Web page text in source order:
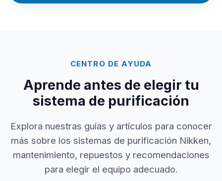
CENTRO DE AYUDA
Aprende antes de elegir tu
sistema de purificación
Explora nuestras guías y artículos para conocer
más sobre los sistemas de purificación Nikken,
mantenimiento, repuestos y recomendaciones
para elegir el equipo adecuado.